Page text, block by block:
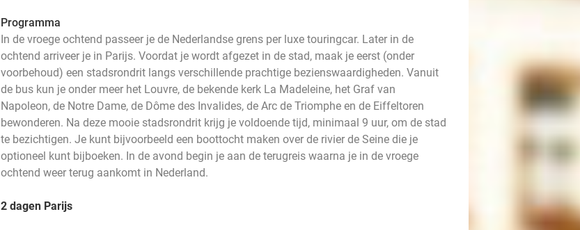
Programma
In de vroege ochtend passeer je de Nederlandse grens per luxe touringcar. Later in de
ochtend arriveer je in Parijs. Voordat je wordt afgezet in de stad, maak je eerst (onder
voorbehoud) een stadsrondrit langs verschillende prachtige bezienswaardigheden. Vanuit
de bus kun je onder meer het Louvre, de bekende kerk La Madeleine, het Graf van
Napoleon, de Notre Dame, de Dôme des Invalides, de Arc de Triomphe en de Eiffeltoren
bewonderen. Na deze mooie stadsrondrit krijg je voldoende tijd, minimaal 9 uur, om de stad
te bezichtigen. Je kunt bijvoorbeeld een boottocht maken over de rivier de Seine die je
optioneel kunt bijboeken. In de avond begin je aan de terugreis waarna je in de vroege
ochtend weer terug aankomt in Nederland.
2 dagen Parijs